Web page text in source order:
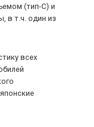
(тип-C) и
в т.ч. один из
всех